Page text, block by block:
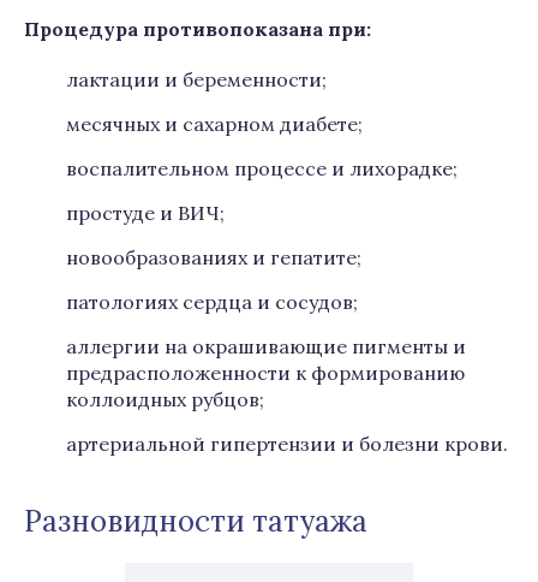
Процедура противопоказана при:
лактации и беременности;
месячных и сахарном диабете;
воспалительном процессе и лихорадке;
простуде и ВИЧ;
новообразованиях и гепатите;
патологиях сердца и сосудов;
аллергии на окрашивающие пигменты и
предрасположенности к формированию
коллоидных рубцов;
артериальной гипертензии и болезни крови.
Разновидности татуажа